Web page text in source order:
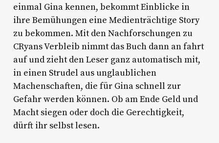
einmal Gina kennen, bekommt Einblicke in
ihre Bemühungen eine Medienträchtige Story
zu bekommen. Mit den Nachforschungen zu
CRyans Verbleib nimmt das Buch dann an fahrt
auf und zieht den Leser ganz automatisch mit,
in einen Strudel aus unglaublichen
Machenschaften, die für Gina schnell zur
Gefahr werden können. Ob am Ende Geld und
Macht siegen oder doch die Gerechtigkeit,
dürft ihr selbst lesen.